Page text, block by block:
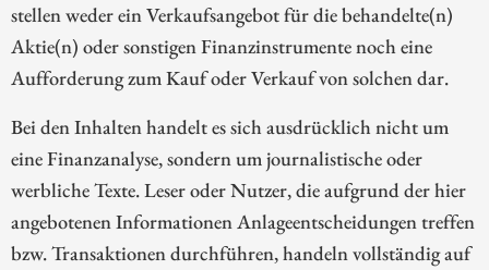
stellen weder ein Verkaufsangebot für die behandelte(n)
Aktie(n) oder sonstigen Finanzinstrumente noch eine
Aufforderung zum Kauf oder Verkauf von solchen dar.
Bei den Inhalten handelt es sich ausdrücklich nicht um
eine Finanzanalyse, sondern um journalistische oder
werbliche Texte. Leser oder Nutzer, die aufgrund der hier
angebotenen Informationen Anlageentscheidungen treffen
bzw. Transaktionen durchführen, handeln vollständig auf